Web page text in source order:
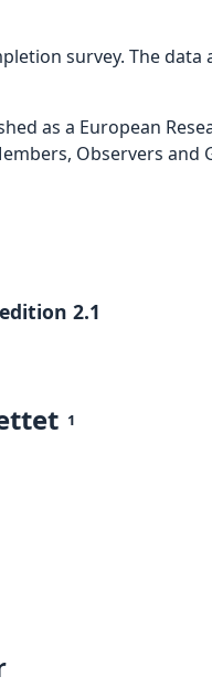
survey. The
as a European
Observers
2.1
1